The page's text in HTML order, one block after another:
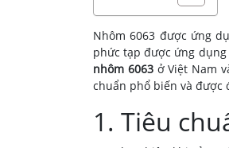
Nhôm 6063 được ứng
phức tạp được ứng
nhôm 6063ở Việt Nam
chuẩn phổ biến và được
1. Tiêu